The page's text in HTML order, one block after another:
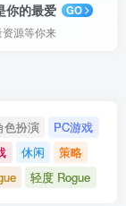
你的最爱
GO
资源等你来
色扮演
PC游戏
休闲
策略
轻度 Rogue